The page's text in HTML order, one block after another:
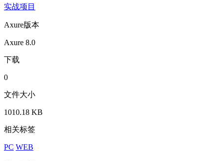
实战项目
Axure版本
Axure 8.0
下载
0
文件大小
1010.18 KB
相关标签
PC WEB